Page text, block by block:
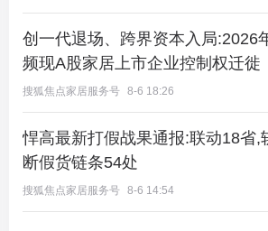
107㎡三居——三面宽设计，南向面
超大客厅在同等面积段中罕见。
123㎡四居——经典“四叶草”格局
创一代退场、跨界资本入局:2026
频现A股家居上市企业控制权迁徙
搜狐焦点家居服务号 8-6 18:26
悍高最新打假战果通报:联动18省,
断假货链条54处
搜狐焦点家居服务号 8-6 14:54